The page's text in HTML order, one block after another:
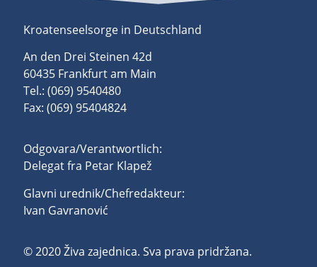
Kroatenseelsorge in Deutschland
An den Drei Steinen 42d
60435 Frankfurt am Main
Tel.: (069) 9540480
Fax: (069) 95404824
Odgovara/Verantwortlich:
Delegat fra Petar Klapež
Glavni urednik/Chefredakteur:
Ivan Gavranović
© 2020 Živa zajednica. Sva prava pridržana.